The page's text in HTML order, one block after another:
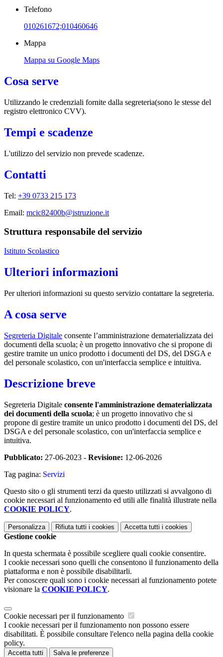
Telefono
010261672;010460646
Mappa
Mappa su Google Maps
Cosa serve
Utilizzando le credenziali fornite dalla segreteria(sono le stesse del
registro elettronico CVV).
Tempi e scadenze
L'utilizzo del servizio non prevede scadenze.
Contatti
Tel: +39 0733 215 173
Email: mcic82400b@istruzione.it
Struttura responsabile del servizio
Istituto Scolastico
Ulteriori informazioni
Per ulteriori informazioni su questo servizio contattare la segreteria.
A cosa serve
Segreteria Digitale consente l’amministrazione dematerializzata dei
documenti della scuola; è un progetto innovativo che si propone di
gestire tramite un unico prodotto i documenti del DS, del DSGA e
del personale scolastico, con un'interfaccia semplice e intuitiva.
Descrizione breve
Segreteria Digitale consente l'amministrazione dematerializzata
dei documenti della scuola; è un progetto innovativo che si
propone di gestire tramite un unico prodotto i documenti del DS, del
DSGA e del personale scolastico, con un'interfaccia semplice e
intuitiva.
Pubblicato: 27-06-2023 - Revisione: 12-06-2026
Tag pagina: Servizi
Questo sito o gli strumenti terzi da questo utilizzati si avvalgono di
cookie necessari al funzionamento ed utili alle finalità illustrate nella
COOKIE POLICY.
Personalizza Rifiuta tutti i cookies Accetta tutti i cookies
Gestione cookie
In questa schermata è possibile scegliere quali cookie consentire.
I cookie necessari sono quelli che consentono il funzionamento della
piattaforma e non è possibile disabilitarli.
Per conoscere quali sono i cookie necessari al funzionamento potete
visionare la COOKIE POLICY.
Cookie necessari per il funzionamento
I cookie necessari per il funzionamento non possono essere
disabilitati. È possibile consultare l'elenco nella pagina della cookie
policy.
Accetta tutti Salva le preferenze